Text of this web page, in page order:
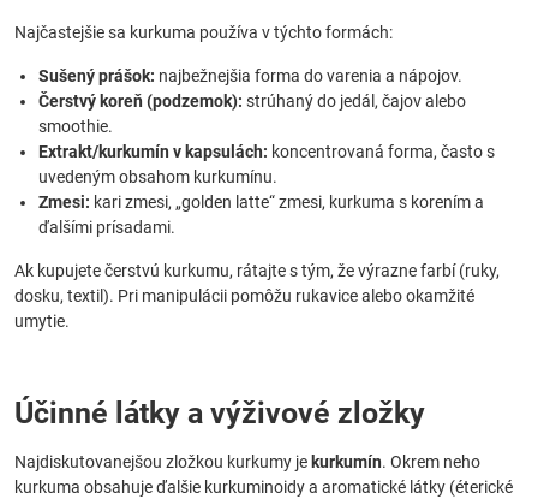
Najčastejšie sa kurkuma používa v týchto formách:
Sušený prášok: najbežnejšia forma do varenia a nápojov.
Čerstvý koreň (podzemok): strúhaný do jedál, čajov alebo
smoothie.
Extrakt/kurkumín v kapsulách: koncentrovaná forma, často s
uvedeným obsahom kurkumínu.
Zmesi: kari zmesi, „golden latte“ zmesi, kurkuma s korením a
ďalšími prísadami.
Ak kupujete čerstvú kurkumu, rátajte s tým, že výrazne farbí (ruky,
dosku, textil). Pri manipulácii pomôžu rukavice alebo okamžité
umytie.
Účinné látky a výživové zložky
Najdiskutovanejšou zložkou kurkumy je kurkumín. Okrem neho
kurkuma obsahuje ďalšie kurkuminoidy a aromatické látky (éterické